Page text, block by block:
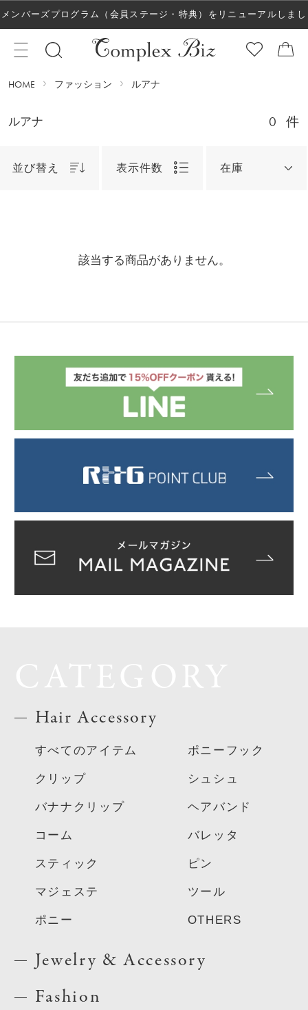
メンバーズプログラム（会員ステージ・特典）をリニューアルしまし
た！
HOME ファッション ルアナ
ルアナ 0 件
並び替え 表示件数 在庫
該当する商品がありません。
Hair Accessory
すべてのアイテム
クリップ
バナナクリップ
コーム
スティック
マジェステ
ポニー
ポニーフック
シュシュ
ヘアバンド
バレッタ
ピン
ツール
OTHERS
Jewelry & Accessory
Fashion